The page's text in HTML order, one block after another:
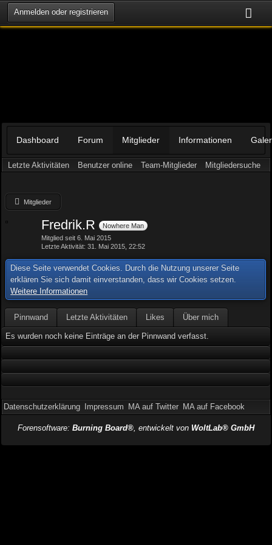
Anmelden oder registrieren
Dashboard Forum Mitglieder Informationen
Letzte Aktivitäten Benutzer online Team-Mitglieder Mitgliedersuche
Mitglieder
Fredrik.R Nowhere Man
Mitglied seit 6. Mai 2015
Letzte Aktivität 31. Mai 2015, 22:52
Diese Seite verwendet Cookies. Durch die Nutzung unserer Seite
erklären Sie sich damit einverstanden, dass wir Cookies setzen.
Weitere Informationen
Pinnwand Letzte Aktivitäten Likes Über mich
Es wurden noch keine Einträge an der Pinnwand verfasst.
Datenschutzerklärung Impressum MA auf Twitter MA auf Facebook
Forensoftware: Burning Board®, entwickelt von WoltLab® GmbH